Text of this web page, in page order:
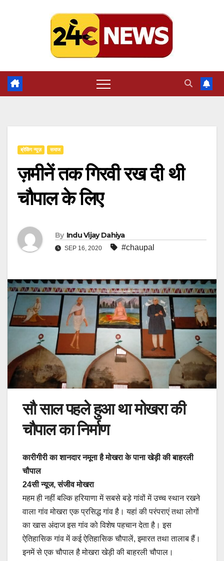
ब्रेकिंग न्यूज़ समाज
ज़मीनें तक गिरवी रख दी थी
चौपाल के लिए
By Indu Vijay Dahiya
SEP 16, 2020 #chaupal
सौ साल पहले हुआ था मोखरा की
चौपाल का निर्माण
कारीगीरी का शानदार नमूना है मोखरा के पाना खेड़ी की बाहरली
चौपाल
24सी न्यूज, संजीव मोखरा
महम ही नहीं बल्कि हरियाणा में सबसे बड़े गांवों में उच्च स्थान रखने
वाला गांव मोखरा एक प्रसिद्ध गांव है। यहां की परंपराएं तथा लोगों
का खास अंदाज इस गांव को विशेष पहचान देता है। इस
ऐतिहासिक गांव में कई ऐतिहासिक चौपालें, इमारत तथा तालाब हैं।
इनमें से एक चौपाल है मोखरा खेड़ी की बाहरली चौपाल।